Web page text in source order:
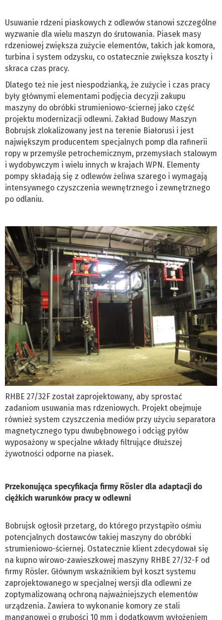
Usuwanie rdzeni piaskowych z odlewów stanowi szczególne
wyzwanie dla wielu maszyn do śrutowania. Piasek masy
rdzeniowej zwiększa zużycie elementów, takich jak komora,
turbina i system odzysku, co ostatecznie zwiększa koszty i
skraca czas pracy.
Dlatego też nie jest niespodzianką, że zużycie i czas pracy
były głównymi elementami podjęcia decyzji zakupu
maszyny do obróbki strumieniowo-ściernej jako część
projektu modernizacji odlewni. Zakład Budowy Maszyn
Bobrujsk zlokalizowany jest na terenie Białorusi i jest
największym producentem specjalnych pomp dla rafinerii
ropy w przemyśle petrochemicznym, przemysłach stalowym
i wydobywczym i wielu innych w krajach WPN. Elementy
pompy składają się z odlewów żeliwa szarego i wymagają
intensywnego czyszczenia wewnętrznego i zewnętrznego
po odlaniu.
RHBE 27/32F został zaprojektowany, aby sprostać
zadaniom usuwania mas rdzeniowych. Projekt obejmuje
również system czyszczenia mediów przy użyciu separatora
magnetycznego typu dwubębnowego i odciąg pyłów
wyposażony w specjalne wkłady filtrujące dłuższej
żywotności odporne na piasek.
Przekonująca specyfikacja firmy Rösler dla adaptacji do
ciężkich warunków pracy w odlewni
Bobrujsk ogłosił przetarg, do którego przystąpiło ośmiu
potencjalnych dostawców takiej maszyny do obróbki
strumieniowo-ściernej. Ostatecznie klient zdecydował się
na kupno wirowo-zawieszkowej maszyny RHBE 27/32-F od
firmy Rösler. Głównym wskaźnikiem był koszt systemu
zaprojektowanego w specjalnej wersji dla odlewni ze
zoptymalizowaną ochroną najważniejszych elementów
urządzenia. Zawiera to wykonanie komory ze stali
manganowej o grubości 10 mm i dodatkowym wyłożeniem